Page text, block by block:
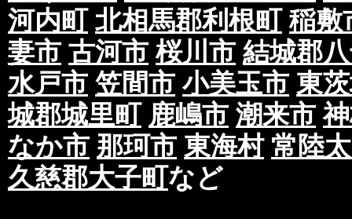
河内町 北相馬郡利根町 稲敷
妻市 古河市 桜川市 結城郡
水戸市 笠間市 小美玉市 東
城郡城里町 鹿嶋市 潮来市
なか市 那珂市 東海村 常陸
久慈郡大子町など